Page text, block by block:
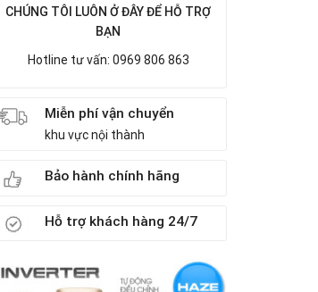
CHÚNG TÔI LUÔN Ở ĐÂY ĐỂ HỖ TRỢ
BẠN
Hotline tư vấn: 0969 806 863
Miễn phí vận chuyển
khu vực nội thành
Bảo hành chính hãng
Hỗ trợ khách hàng 24/7